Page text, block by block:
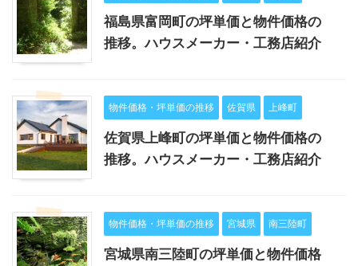
福島県富岡町の坪単価と物件価格の
推移。ハウスメーカー・工務店紹介
物件価格・坪単価の推移 佐賀県 上峰町
佐賀県上峰町の坪単価と物件価格の
推移。ハウスメーカー・工務店紹介
物件価格・坪単価の推移 宮城県 南三陸町
宮城県南三陸町の坪単価と物件価格